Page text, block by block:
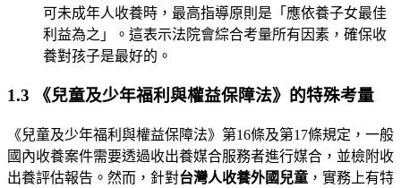
可未成年人收養時，最高指導原則是「應依養子女最佳
利益為之」。這表示法院會綜合考量所有因素，確保收
養對孩子是最好的。
1.3 《兒童及少年福利與權益保障法》的特殊考量
《兒童及少年福利與權益保障法》第16條及第17條規定，一般
國內收養案件需要透過收出養媒合服務者進行媒合，並檢附收
出養評估報告。然而，針對台灣人收養外國兒童 ，實務上有特